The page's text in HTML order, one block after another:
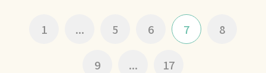
1 ... 5 6 7 8
9 ... 17